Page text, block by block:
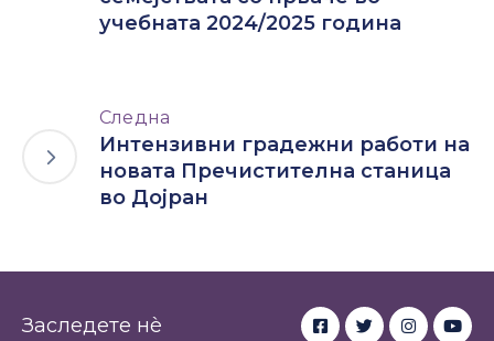
учебната 2024/2025 година
Следна
Интензивни градежни работи на
новата Пречистителна станица
во Дојран
Заследете нè